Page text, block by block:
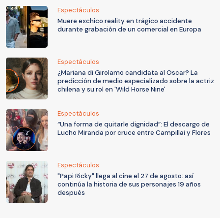
Espectáculos
Muere exchico reality en trágico accidente
durante grabación de un comercial en Europa
Espectáculos
¿Mariana di Girolamo candidata al Oscar? La
predicción de medio especializado sobre la actriz
chilena y su rol en 'Wild Horse Nine'
Espectáculos
“Una forma de quitarle dignidad”: El descargo de
Lucho Miranda por cruce entre Campillai y Flores
Espectáculos
"Papi Ricky" llega al cine el 27 de agosto: así
continúa la historia de sus personajes 19 años
después